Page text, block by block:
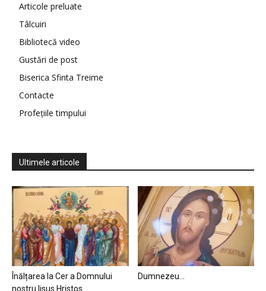
Articole preluate
Tâlcuiri
Bibliotecă video
Gustări de post
Biserica Sfinta Treime
Contacte
Profețiile timpului
Ultimele articole
Înălțarea la Cer a Domnului
nostru Iisus Hristos
Dumnezeu…